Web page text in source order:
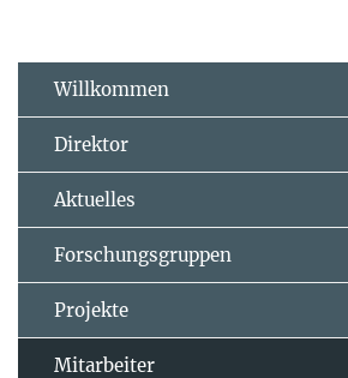
Willkommen
Direktor
Aktuelles
Forschungsgruppen
Projekte
Mitarbeiter